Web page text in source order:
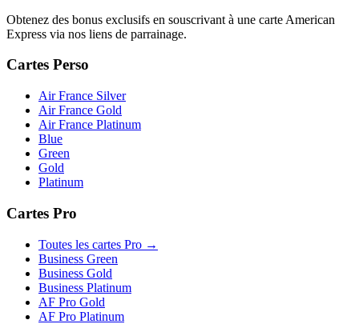
Obtenez des bonus exclusifs en souscrivant à une carte American
Express via nos liens de parrainage.
Cartes Perso
Air France Silver
Air France Gold
Air France Platinum
Blue
Green
Gold
Platinum
Cartes Pro
Toutes les cartes Pro →
Business Green
Business Gold
Business Platinum
AF Pro Gold
AF Pro Platinum